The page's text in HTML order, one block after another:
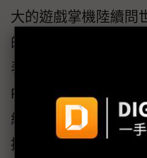
大的遊戲掌機陸續問
的手機晶片已能提供
表遊戲玩家不再受限
PlayStation，而是能
級遊戲大作。另一方
援高刷新率和Game